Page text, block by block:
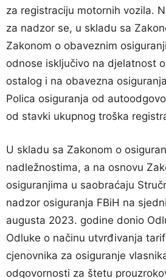
za registraciju motornih vozila.
za nadzor se, u skladu sa
Zakonom o obaveznim
odnose isključivo na djelatnost
ostalog i na obavezna
Polica osiguranja od
od stavki ukupnog troška
U skladu sa Zakonom o
nadležnostima, a na osnovu
osiguranjima u saobraćaju
nadzor osiguranja FBiH na
augusta 2023. godine donio
Odluke o načinu utvrđivanja
cjenovnika za osiguranje
odgovornosti za štetu